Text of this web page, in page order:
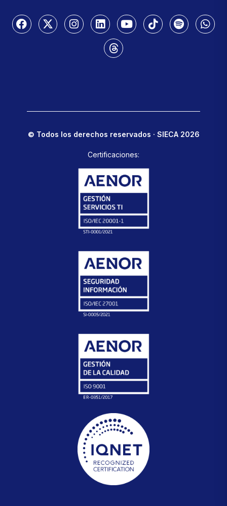
© Todos los derechos reservados · SIECA 2026
Certificaciones: